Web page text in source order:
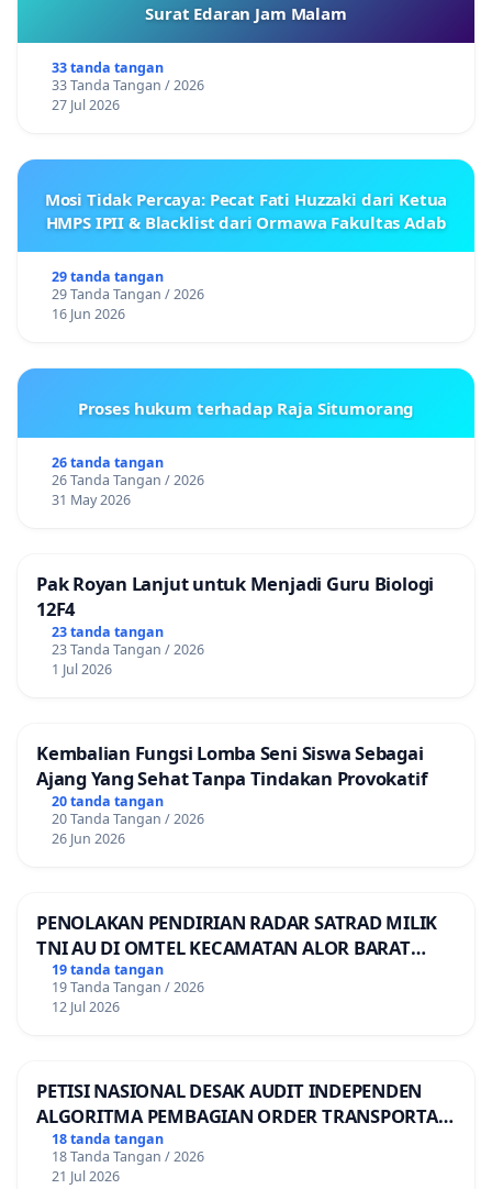
Surat Edaran Jam Malam
33 tanda tangan
33 Tanda Tangan / 2026
27 Jul 2026
Mosi Tidak Percaya: Pecat Fati Huzzaki dari Ketua
HMPS IPII & Blacklist dari Ormawa Fakultas Adab
29 tanda tangan
29 Tanda Tangan / 2026
16 Jun 2026
Proses hukum terhadap Raja Situmorang
26 tanda tangan
26 Tanda Tangan / 2026
31 May 2026
Pak Royan Lanjut untuk Menjadi Guru Biologi
12F4
23 tanda tangan
23 Tanda Tangan / 2026
1 Jul 2026
Kembalian Fungsi Lomba Seni Siswa Sebagai
Ajang Yang Sehat Tanpa Tindakan Provokatif
20 tanda tangan
20 Tanda Tangan / 2026
26 Jun 2026
PENOLAKAN PENDIRIAN RADAR SATRAD MILIK
TNI AU DI OMTEL KECAMATAN ALOR BARAT
LAUT, KABUPATEN ALOR
19 tanda tangan
19 Tanda Tangan / 2026
12 Jul 2026
PETISI NASIONAL DESAK AUDIT INDEPENDEN
ALGORITMA PEMBAGIAN ORDER TRANSPORTASI
ONLINE
18 tanda tangan
18 Tanda Tangan / 2026
21 Jul 2026